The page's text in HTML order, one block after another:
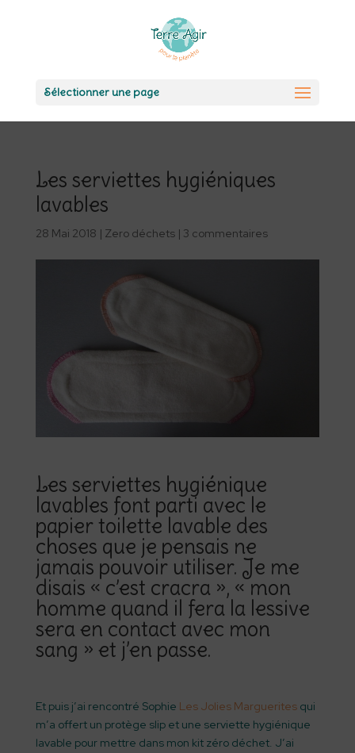
Sélectionner une page
Les serviettes hygiéniques
lavables
28 Mai 2018 | Zero déchets| 3 commentaires
Les serviettes hygiénique
lavables font parti avec le
papier toilette lavable des
choses que je pensais ne
jamais pouvoir utiliser. Je me
disais « c’est cracra », « mon
homme quand il fera la lessive
sera en contact avec mon
sang » et j’en passe.
Et puis j’ai rencontré Sophie Les Jolies Margueritesqui
m’a offert un protège slip et une serviette hygiénique
lavable pour mettre dans mon kit zéro déchet. J’ai